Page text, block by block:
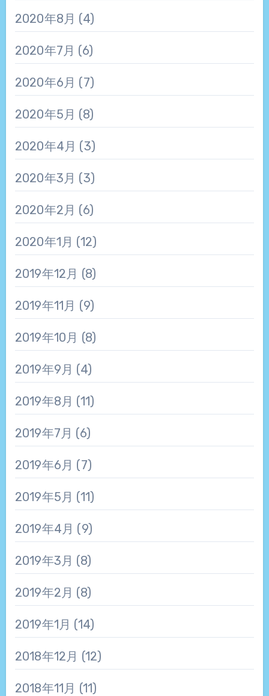
2020年8月 (4)
2020年7月 (6)
2020年6月 (7)
2020年5月 (8)
2020年4月 (3)
2020年3月 (3)
2020年2月 (6)
2020年1月 (12)
2019年12月 (8)
2019年11月 (9)
2019年10月 (8)
2019年9月 (4)
2019年8月 (11)
2019年7月 (6)
2019年6月 (7)
2019年5月 (11)
2019年4月 (9)
2019年3月 (8)
2019年2月 (8)
2019年1月 (14)
2018年12月 (12)
2018年11月 (11)